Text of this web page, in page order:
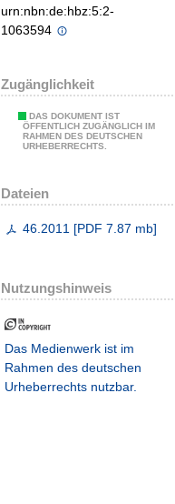
urn:nbn:de:hbz:5:2-
1063594
Zugänglichkeit
DAS DOKUMENT IST
ÖFFENTLICH ZUGÄNGLICH IM
RAHMEN DES DEUTSCHEN
URHEBERRECHTS.
Dateien
46.2011 [PDF 7.87 mb]
Nutzungshinweis
Das Medienwerk ist im
Rahmen des deutschen
Urheberrechts nutzbar.